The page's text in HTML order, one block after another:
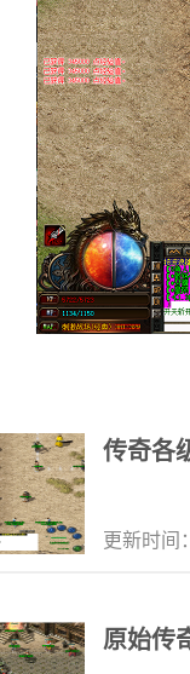
传奇各
更新时间
原始传